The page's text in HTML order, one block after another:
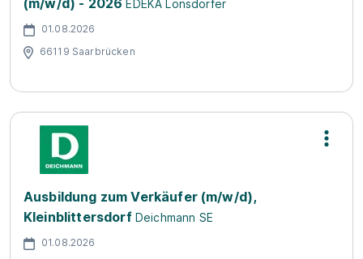
(m/w/d) - 2026 EDEKA Lonsdorfer
01.08.2026
66119 Saarbrücken
Ausbildung zum Verkäufer (m/w/d),
Kleinblittersdorf Deichmann SE
01.08.2026